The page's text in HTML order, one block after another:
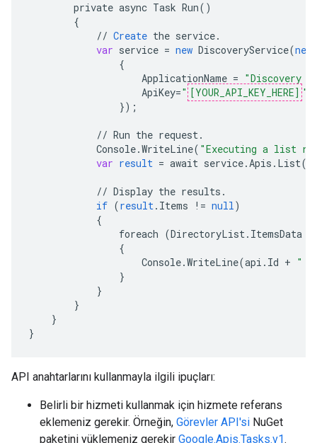
private async Task Run()
{
// Create the service.
var service = new DiscoveryService(new
{
ApplicationName = "Discovery
ApiKey=" [YOUR_API_KEY_HERE] "
});
// Run the request.
Console.WriteLine( "Executing a list
var result = await service.Apis . List
// Display the results .
if (result. Items != null)
{
foreach (DirectoryList. ItemsData
{
Console.WriteLine(api . Id + "
}
}
}
}
}
API anahtarlarını kullanmayla ilgili ipuçları:
Belirli bir hizmeti kullanmak için hizmete referans
eklemeniz gerekir. Örneğin, Görevler API'si NuGet
paketini yüklemeniz gerekir Google.Apis.Tasks.v1.